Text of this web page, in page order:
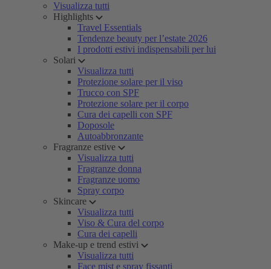
Visualizza tutti
Highlights
Travel Essentials
Tendenze beauty per l’estate 2026
I prodotti estivi indispensabili per lui
Solari
Visualizza tutti
Protezione solare per il viso
Trucco con SPF
Protezione solare per il corpo
Cura dei capelli con SPF
Doposole
Autoabbronzante
Fragranze estive
Visualizza tutti
Fragranze donna
Fragranze uomo
Spray corpo
Skincare
Visualizza tutti
Viso & Cura del corpo
Cura dei capelli
Make-up e trend estivi
Visualizza tutti
Face mist e spray fissanti